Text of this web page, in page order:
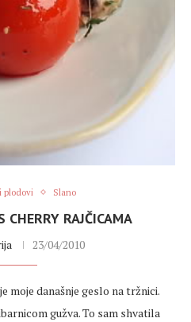
plodovi Slano
CHERRY RAJČICAMA
23/04/2010
moje današnje geslo na tržnici.
gužva. To sam shvatila